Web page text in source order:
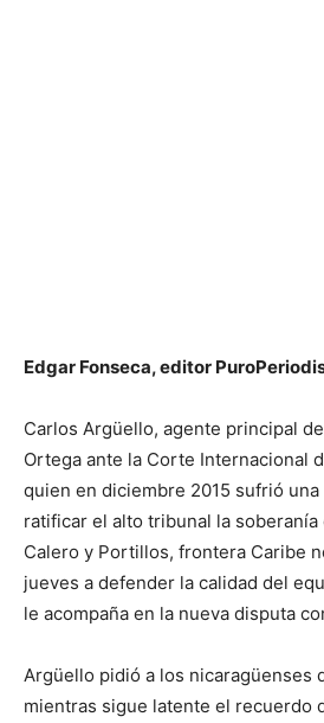
Edgar Fonseca, editor
Carlos Argüello, agente principal
Ortega ante la Corte Internacional
quien en diciembre 2015 sufrió
ratificar el alto tribunal la soberanía
Calero y Portillos, frontera Caribe
jueves a defender la calidad del
le acompaña en la nueva disputa
Argüello pidió a los nicaragüenses
mientras sigue latente el recuerdo